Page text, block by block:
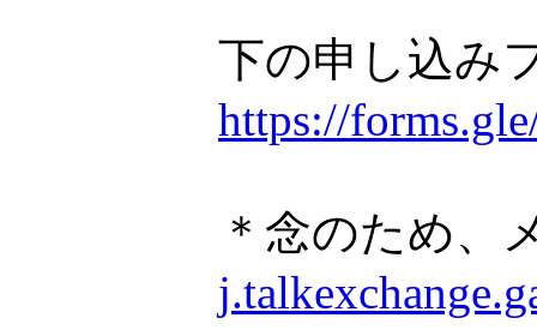
下の申し込み
https://
＊念のため、